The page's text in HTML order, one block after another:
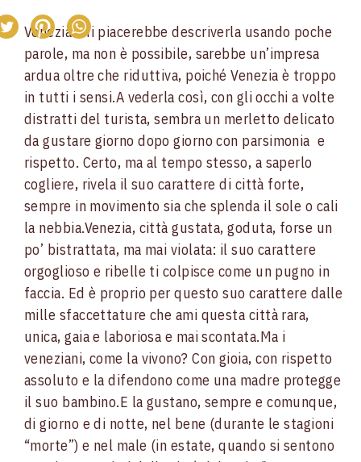
Venezia. Mi piacerebbe descriverla usando poche
parole, ma non è possibile, sarebbe un’impresa
ardua oltre che riduttiva, poiché Venezia è troppo
in tutti i sensi.A vederla così, con gli occhi a volte
distratti del turista, sembra un merletto delicato
da gustare giorno dopo giorno con parsimonia e
rispetto. Certo, ma al tempo stesso, a saperlo
cogliere, rivela il suo carattere di città forte,
sempre in movimento sia che splenda il sole o cali
la nebbia.Venezia, città gustata, goduta, forse un
po’ bistrattata, ma mai violata: il suo carattere
orgoglioso e ribelle ti colpisce come un pugno in
faccia. Ed è proprio per questo suo carattere dalle
mille sfaccettature che ami questa città rara,
unica, gaia e laboriosa e mai scontata.Ma i
veneziani, come la vivono? Con gioia, con rispetto
assoluto e la difendono come una madre protegge
il suo bambino.E la gustano, sempre e comunque,
di giorno e di notte, nel bene (durante le stagioni
“morte”) e nel male (in estate, quando si sentono